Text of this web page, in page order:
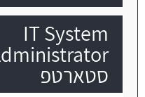
IT System
סטארטפ